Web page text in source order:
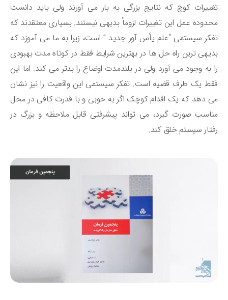
کوچ که نتایج بزرگی به بار می آورند ولی باید دانست
عمل این تغییرات لزوماً بدیهی نیستند. بسیاری معتقدند که
سیستمی “علم یأس آور جدید ” است، زیرا به ما می آموزد که
ترین راه حل ها در بهترین شرایط فقط در کوتاه مدت بهبودی
به وجود می آورد ولی در بلندمدت اوضاع را بدتر می کند. اما این
یک طرف قضیه است. تفکر سیستمی این واقعیت را نیز نشان
دهد که یک اقدام کوچک اگر به خوبی و با قدرت کافی در محل
صورت گیرد، می تواند پیشرفتی قابل ملاحظه و بزرگ در
سیستم خلق کند.